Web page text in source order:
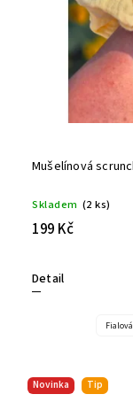
Mušelínová
Skladem (2 ks)
199 Kč
Detail
Fialová
Novinka Tip